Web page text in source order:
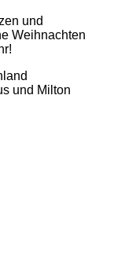
und
Weihnachten
und Milton